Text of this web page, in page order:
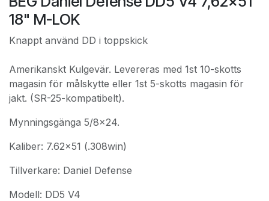
18" M-LOK
Knappt använd DD i toppskick
Amerikanskt Kulgevär. Levereras med 1st 10-skotts
magasin för målskytte eller 1st 5-skotts magasin för
jakt. (SR-25-kompatibelt).
Mynningsgänga 5/8x24.
Kaliber: 7.62x51 (.308win)
Tillverkare: Daniel Defense
Modell: DD5 V4